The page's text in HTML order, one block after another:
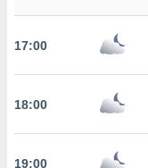
de
En
17:00
18:00
19:00